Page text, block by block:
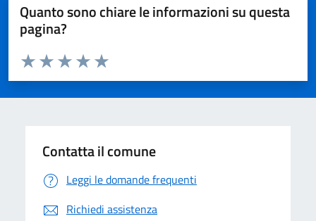
Quanto sono chiare le informazioni su questa
pagina?
Domanda
Valuta da 1 a 5 stelle la pagina
Valuta 5 stelle su 5
Valuta 4 stelle su 5
Valuta 3 stelle su 5
Valuta 2 stelle su 5
Valuta 1 stelle su 5
Contatta il comune
Leggi le domande frequenti
Richiedi assistenza